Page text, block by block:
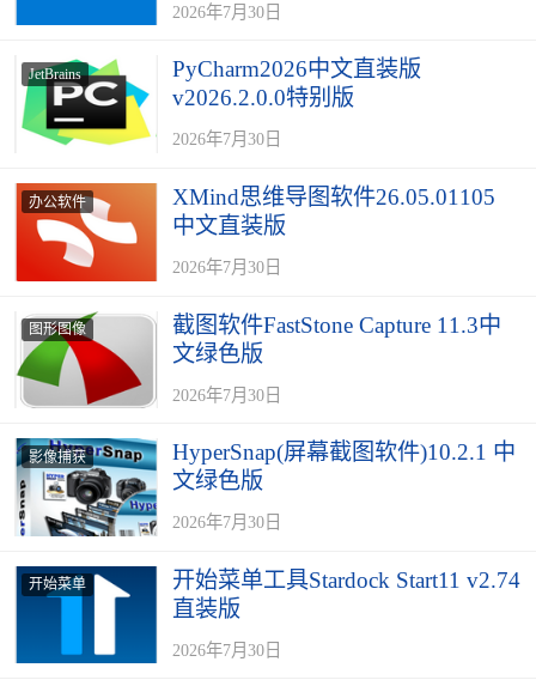
2026年7月30日
JetBrains
PyCharm2026中文直装版
v2026.2.0.0特别版
2026年7月30日
办公软件
XMind思维导图软件26.05.01105
中文直装版
2026年7月30日
图形图像
截图软件FastStone Capture 11.3中
文绿色版
2026年7月30日
影像捕获
HyperSnap(屏幕截图软件)10.2.1 中
文绿色版
2026年7月30日
开始菜单
开始菜单工具Stardock Start11 v2.74
直装版
2026年7月30日